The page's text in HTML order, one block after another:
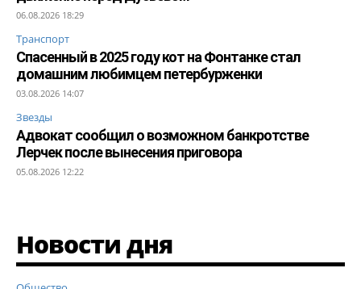
06.08.2026 18:29
Транспорт
Спасенный в 2025 году кот на Фонтанке стал
домашним любимцем петербурженки
03.08.2026 14:07
Звезды
Адвокат сообщил о возможном банкротстве
Лерчек после вынесения приговора
05.08.2026 12:22
Новости дня